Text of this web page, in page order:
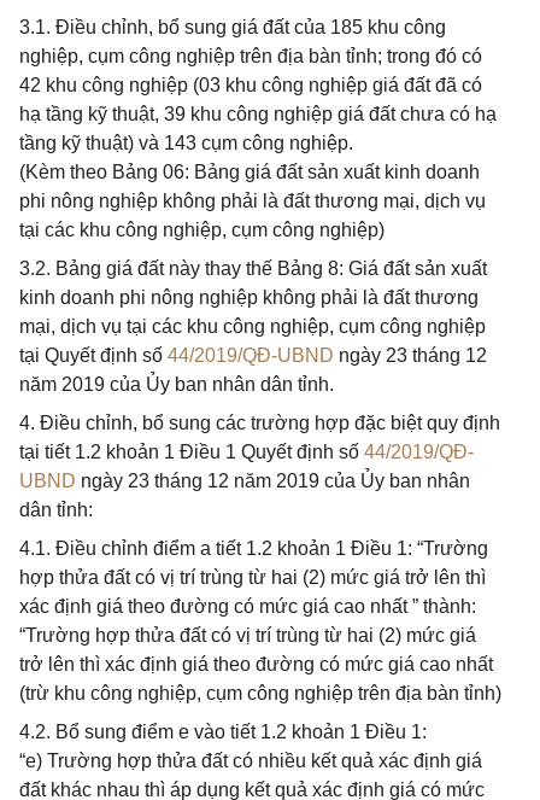
3.1. Điều chỉnh, bổ sung giá đất của 185 khu công
nghiệp, cụm công nghiệp trên địa bàn tỉnh; trong đó có
42 khu công nghiệp (03 khu công nghiệp giá đất đã có
hạ tầng kỹ thuật, 39 khu công nghiệp giá đất chưa có hạ
tầng kỹ thuật) và 143 cụm công nghiệp.
(Kèm theo Bảng 06: Bảng giá đất sản xuất kinh doanh
phi nông nghiệp không phải là đất thương mại, dịch vụ
tại các khu công nghiệp, cụm công nghiệp)
3.2. Bảng giá đất này thay thế Bảng 8: Giá đất sản xuất
kinh doanh phi nông nghiệp không phải là đất thương
mại, dịch vụ tại các khu công nghiệp, cụm công nghiệp
tại Quyết định số 44/2019/QĐ-UBND ngày 23 tháng 12
năm 2019 của Ủy ban nhân dân tỉnh.
4. Điều chỉnh, bổ sung các trường hợp đặc biệt quy định
tại tiết 1.2 khoản 1 Điều 1 Quyết định số 44/2019/QĐ-
UBND ngày 23 tháng 12 năm 2019 của Ủy ban nhân
dân tỉnh:
4.1. Điều chỉnh điểm a tiết 1.2 khoản 1 Điều 1: “Trường
hợp thửa đất có vị trí trùng từ hai (2) mức giá trở lên thì
xác định giá theo đường có mức giá cao nhất ” thành:
“Trường hợp thửa đất có vị trí trùng từ hai (2) mức giá
trở lên thì xác định giá theo đường có mức giá cao nhất
(trừ khu công nghiệp, cụm công nghiệp trên địa bàn tỉnh)
4.2. Bổ sung điểm e vào tiết 1.2 khoản 1 Điều 1:
“e) Trường hợp thửa đất có nhiều kết quả xác định giá
đất khác nhau thì áp dụng kết quả xác định giá có mức